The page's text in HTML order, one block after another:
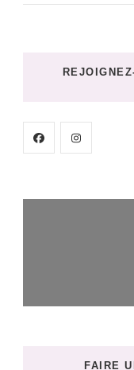
FAIRE